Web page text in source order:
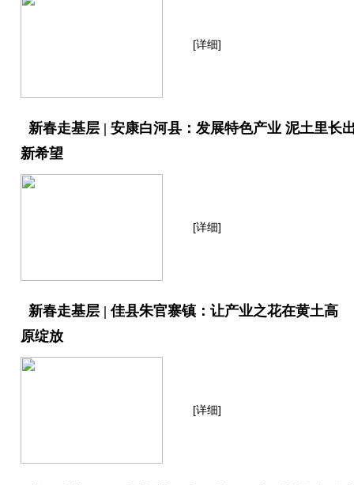
[详细]
新春走基层 | 安康白河县：发展特色产业 泥土里长
新希望
[详细]
新春走基层 | 佳县朱官寨镇：让产业之花在黄土高
原绽放
[详细]